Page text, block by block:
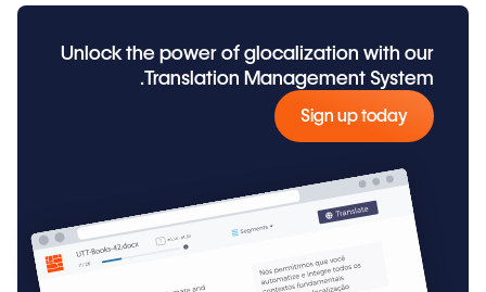
Unlock the power of glocalization with our
Translation Management System.
Sign up today